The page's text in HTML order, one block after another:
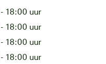
18:00 uur
18:00 uur
18:00 uur
18:00 uur